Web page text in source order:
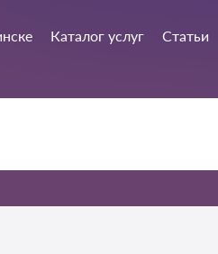
Каталог услуг Статьи